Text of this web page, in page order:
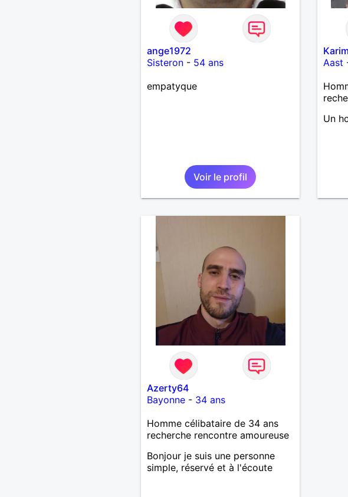
ange1972
Sisteron- 54 ans
empatyque
Voir le profil
Aast
Un
Azerty64
Bayonne- 34 ans
Homme célibataire de 34 ans
recherche rencontre amoureuse
Bonjour je suis une personne
simple, réservé et à l'écoute